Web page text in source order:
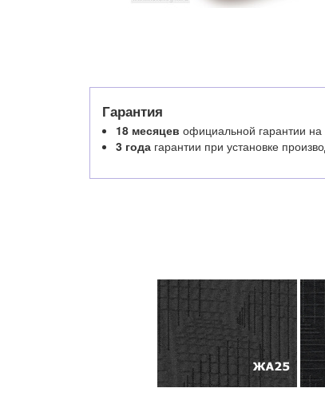
Гарантия
18 месяцев официальной гарантии на
3 года гарантии при установке